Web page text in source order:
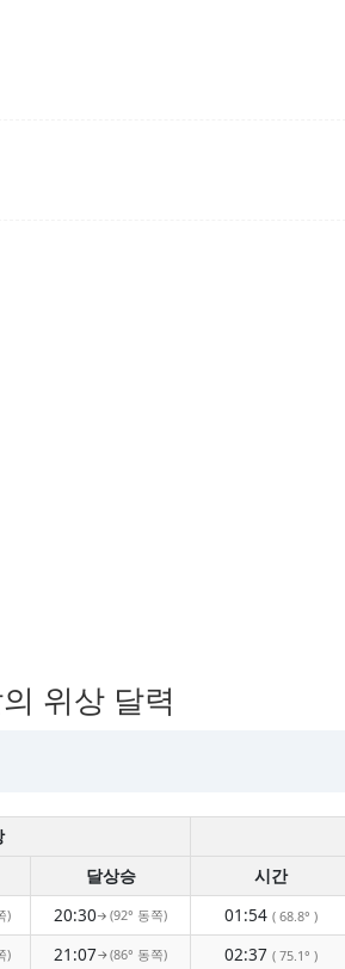
위상 달력
달상승 시간
) 20:30↑(92° 동쪽) 01:54 ( 68.8° )
) 21:07↑(86° 동쪽) 02:37 ( 75.1° )